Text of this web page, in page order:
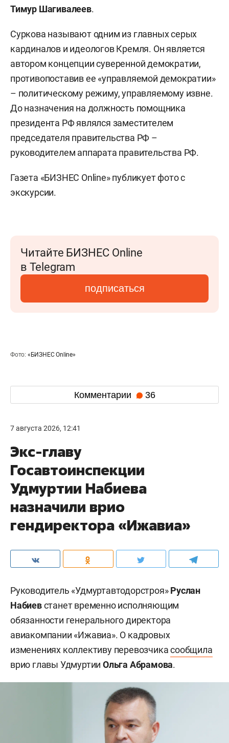
Тимур Шагивалеев.
Суркова называют одним из главных серых
кардиналов и идеологов Кремля. Он является
автором концепции суверенной демократии,
противопоставив ее «управляемой демократии»
– политическому режиму, управляемому извне.
До назначения на должность помощника
президента РФ являлся заместителем
председателя правительства РФ –
руководителем аппарата правительства РФ.
Газета «БИЗНЕС Online» публикует фото с
экскурсии.
Читайте БИЗНЕС Online
в Telegram
подписаться
Фото: «БИЗНЕС Online»
Комментарии 36
7 августа 2026, 12:41
Экс-главу
Госавтоинспекции
Удмуртии Набиева
назначили врио
гендиректора «Ижавиа»
Руководитель «Удмуртавтодорстроя»Руслан
Набиевстанет временно исполняющим
обязанности генерального директора
авиакомпании «Ижавиа». О кадровых
изменениях коллективу перевозчикасообщила
врио главы УдмуртииОльга Абрамова.